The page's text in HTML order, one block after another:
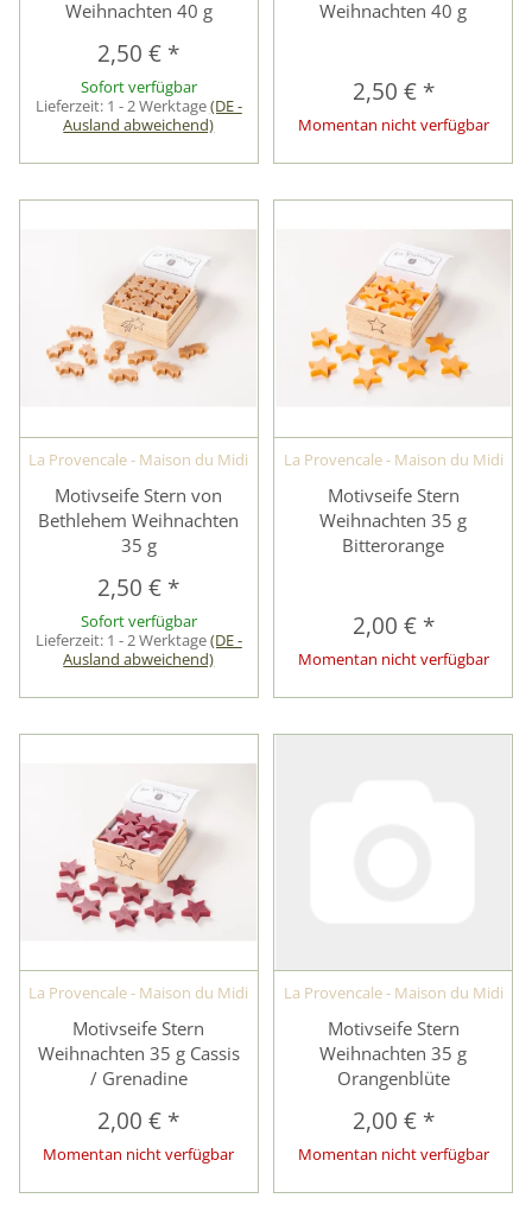
Weihnachten 40 g
2,50 € *
Sofort verfügbar
Lieferzeit: 1 - 2 Werktage(DE -
Ausland abweichend)
Weihnachten 40 g
2,50 € *
Momentan nicht verfügbar
La Provencale - Maison du Midi
Motivseife Stern von
Bethlehem Weihnachten
35 g
2,50 € *
Sofort verfügbar
Lieferzeit: 1 - 2 Werktage(DE -
Ausland abweichend)
La Provencale - Maison du Midi
Motivseife Stern
Weihnachten 35 g
Bitterorange
2,00 € *
Momentan nicht verfügbar
La Provencale - Maison du Midi
Motivseife Stern
Weihnachten 35 g Cassis
/ Grenadine
2,00 € *
Momentan nicht verfügbar
La Provencale - Maison du Midi
Motivseife Stern
Weihnachten 35 g
Orangenblüte
2,00 € *
Momentan nicht verfügbar